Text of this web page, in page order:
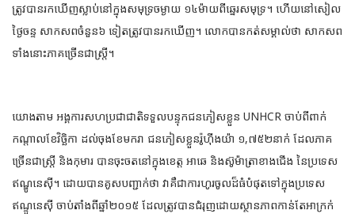
ត្រូវបានរកឃើញស្លាប់នៅក្នុងសមុទ្រចម្ងាយ ១៤ម៉ាយ​ពី​ឆ្នេរ​សមុទ្រ។ ហើយនៅសៀល​
ថ្ងៃ​ចន្ទ សាកសពចំនួន៦ ទៀតត្រូវបានរកឃើញ។ លោកបានកត់​សម្គាល់ថា សាកសព
ទាំងនោះភាគច្រើនជា​ស្ត្រី។
​យោងតាម អង្គការសហប្រជាជាតិទទួលបន្ទុកជនភៀសខ្លួន UNHCR ចាប់ពីពាក់
កណ្តាលខែវិច្ឆិកា ដល់ចុងខែមករា ជនភៀសខ្លួនរ៉ូហ៊ីងយ៉ា ១,៧៥២​នាក់ ដែលភាគ
ច្រើន​ជាស្ត្រី និងកុមារ បានចុះចត​នៅក្នុងខេត្ត អាឆេ និងស៊ូម៉ាត្រាខាងជើង នៃប្រទេ​ស​
ឥណ្ឌូនេស៊ី។ ដោយបានគូសបញ្ជាក់ថា វាគឺជា​ការហូរចូលដ៏ធំបំផុតទៅក្នុងប្រទេស​
ឥណ្ទូនេស៊ី ចាប់តាំងពីឆ្នាំ២០១៥ ដែលត្រូវបានជំរុញ​ដោយ​ស្ថានភាពកាន់​តែអាក្រក់